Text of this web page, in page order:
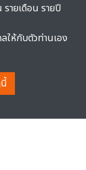
ายเดือน รายปี
ให้กับตัวท่านเอง